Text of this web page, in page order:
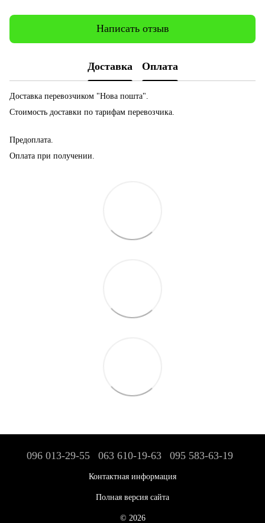
Написать отзыв
Доставка Оплата
Доставка перевозчиком "Нова пошта".
Стоимость доставки по тарифам перевозчика.
Предоплата.
Оплата при получении.
096 013-29-55 063 610-19-63 095 583-63-19
Контактная информация
Полная версия сайта
© 2026